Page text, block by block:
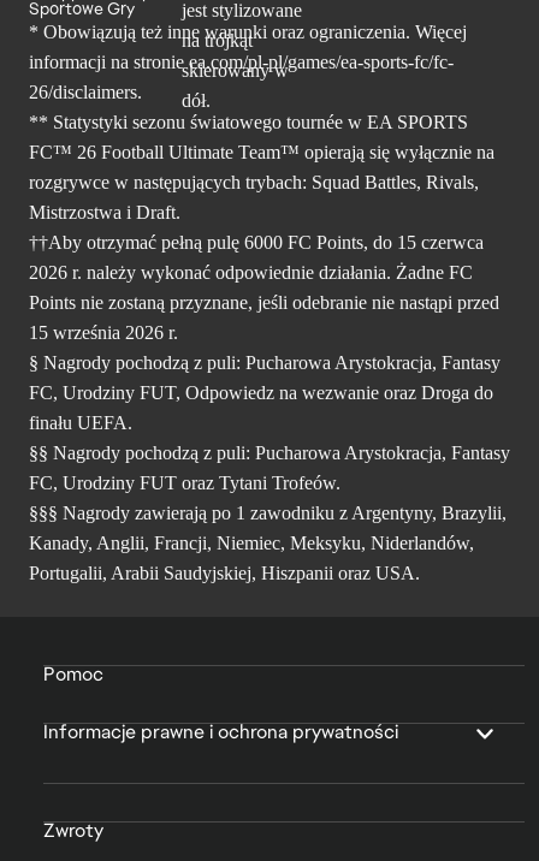
Sportowe Gry
* Obowiązują też inne warunki oraz ograniczenia. Więcej
informacji na stronie ea.com/pl-pl/games/ea-sports-fc/fc-
26/disclaimers.
** Statystyki sezonu światowego tournée w EA SPORTS
FC™ 26 Football Ultimate Team™ opierają się wyłącznie na
rozgrywce w następujących trybach: Squad Battles, Rivals,
Mistrzostwa i Draft.
††Aby otrzymać pełną pulę 6000 FC Points, do 15 czerwca
2026 r. należy wykonać odpowiednie działania. Żadne FC
Points nie zostaną przyznane, jeśli odebranie nie nastąpi przed
15 września 2026 r.
§ Nagrody pochodzą z puli: Pucharowa Arystokracja, Fantasy
FC, Urodziny FUT, Odpowiedz na wezwanie oraz Droga do
finału UEFA.
§§ Nagrody pochodzą z puli: Pucharowa Arystokracja, Fantasy
FC, Urodziny FUT oraz Tytani Trofeów.
§§§ Nagrody zawierają po 1 zawodniku z Argentyny, Brazylii,
Kanady, Anglii, Francji, Niemiec, Meksyku, Niderlandów,
Portugalii, Arabii Saudyjskiej, Hiszpanii oraz USA.
Pomoc
Informacje prawne i ochrona prywatności
Zwroty